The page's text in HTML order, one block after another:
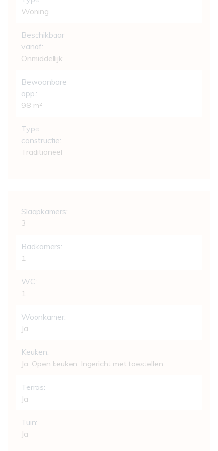
Woning
Beschikbaar
vanaf:
Onmiddellijk
Bewoonbare
opp.:
98 m²
Type
constructie:
Traditioneel
Slaapkamers:
3
Badkamers:
1
WC:
1
Woonkamer:
Ja
Keuken:
Ja, Open keuken, Ingericht met toestellen
Terras:
Ja
Tuin:
Ja